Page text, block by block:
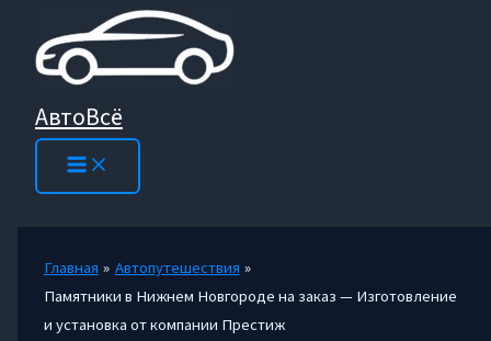
содержимому
АвтоВсё
Главная
Автопутешествия
Памятники в Нижнем Новгороде на заказ — Изготовление
и установка от компании Престиж